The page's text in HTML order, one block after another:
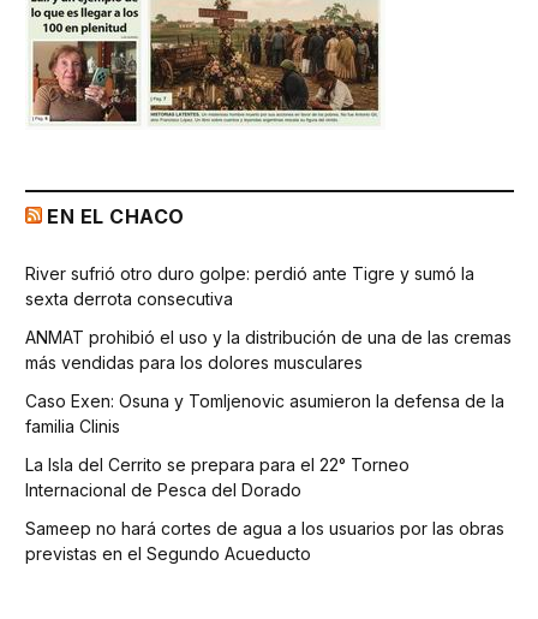
EN EL CHACO
River sufrió otro duro golpe: perdió ante Tigre y sumó la
sexta derrota consecutiva
ANMAT prohibió el uso y la distribución de una de las cremas
más vendidas para los dolores musculares
Caso Exen: Osuna y Tomljenovic asumieron la defensa de la
familia Clinis
La Isla del Cerrito se prepara para el 22° Torneo
Internacional de Pesca del Dorado
Sameep no hará cortes de agua a los usuarios por las obras
previstas en el Segundo Acueducto